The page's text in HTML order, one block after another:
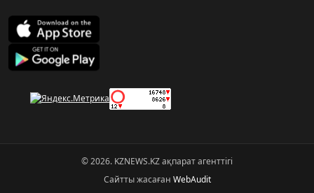
© 2026. KZNEWS.KZ ақпарат агенттігі
Сайтты жасаған WebAudit